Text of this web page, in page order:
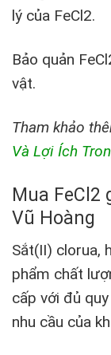
lý của FeCl2.
Bảo quản
vật.
Tham khảo
Và Lợi Ích
Mua FeCl2
Vũ Hoàng
Sắt(II) clorua,
phẩm chất
cấp với đủ
nhu cầu của